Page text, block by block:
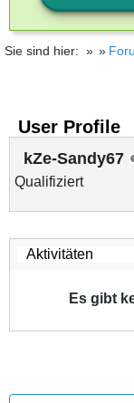
Sie sind hier:
User Profile
kZe-Sandy67
Qualifiziert
Es gibt